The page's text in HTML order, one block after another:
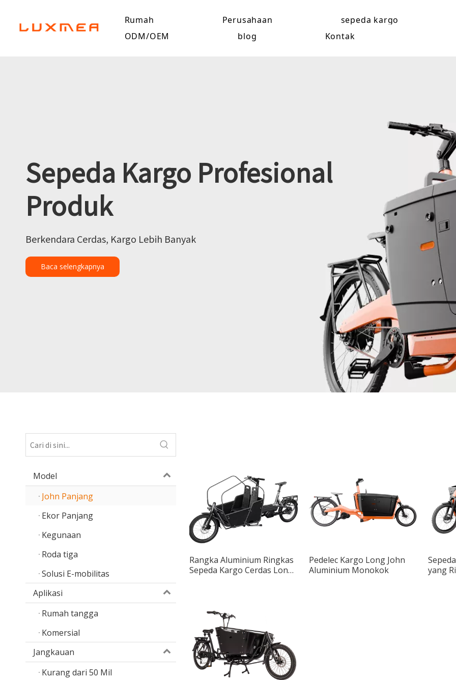
Rumah Perusahaan sepeda kargo
ODM/OEM
blog Kontak
Sepeda Kargo Profesional
Produk
Berkendara Cerdas, Kargo Lebih Banyak
Baca selengkapnya
Model
John Panjang
Ekor Panjang
Kegunaan
Roda tiga
Solusi E-mobilitas
Aplikasi
Rumah tangga
Komersial
Jangkauan
Kurang dari 50 Mil
Rangka Aluminium Ringkas
Sepeda Kargo Cerdas Long
Pedelec Kargo Long John
Aluminium Monokok
yang